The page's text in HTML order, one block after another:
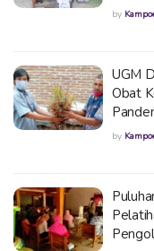
by
UGM
Obat
by